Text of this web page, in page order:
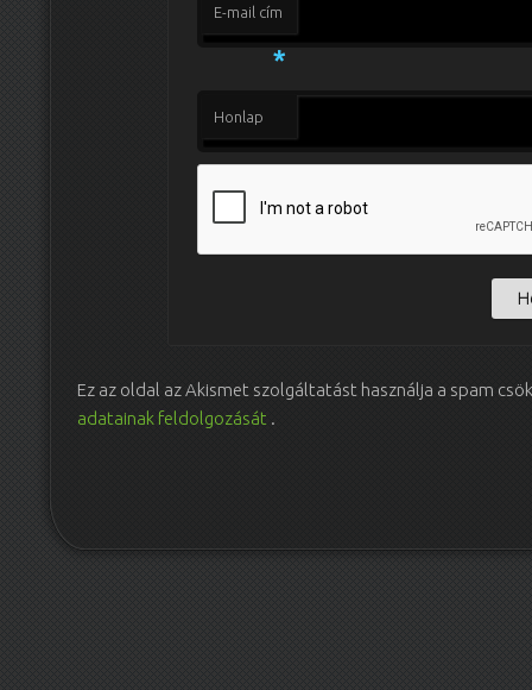
E-mail cím
*
Honlap
Ez az oldal az Akismet szolgáltatást használja a spam
adatainak feldolgozását .